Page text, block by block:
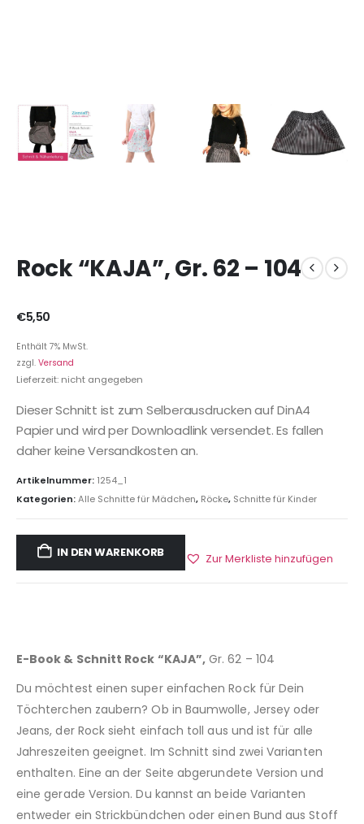
Rock “KAJA”, Gr. 62 – 104
€5,50
Enthält 7% MwSt.
zzgl. Versand
Lieferzeit: nicht angegeben
Dieser Schnitt ist zum Selberausdrucken auf DinA4
Papier und wird per Downloadlink versendet. Es fallen
daher keine Versandkosten an.
Artikelnummer: 1254_1
Kategorien:Alle Schnitte für Mädchen, Röcke, Schnitte für Kinder
IN DEN WARENKORB Zur Merkliste hinzufügen
E-Book & Schnitt Rock “KAJA”, Gr. 62 – 104
Du möchtest einen super einfachen Rock für Dein
Töchterchen zaubern? Ob in Baumwolle, Jersey oder
Jeans, der Rock sieht einfach toll aus und ist für alle
Jahreszeiten geeignet. Im Schnitt sind zwei Varianten
enthalten. Eine an der Seite abgerundete Version und
eine gerade Version. Du kannst an beide Varianten
entweder ein Strickbündchen oder einen Bund aus Stoff